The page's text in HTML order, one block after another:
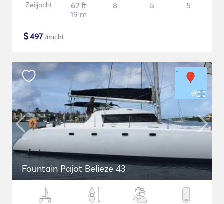
Zeiljacht
62 ft
19 m
8 5 5
$497 /nacht
Fountain Pajot Belieze 43